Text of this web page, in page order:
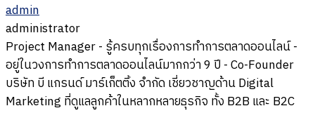
admin
administrator
Project Manager - รู้ครบทุกเรื่องการทำการตลาดออนไลน์ -
อยู่ในวงการทำการตลาดออนไลน์มากกว่า 9 ปี - Co-Founder
บริษัท บี แกรนด์ มาร์เก็ตติ้ง จำกัด เชี่ยวชาญด้าน Digital
Marketing ที่ดูแลลูกค้าในหลากหลายธุรกิจ ทั้ง B2B และ B2C